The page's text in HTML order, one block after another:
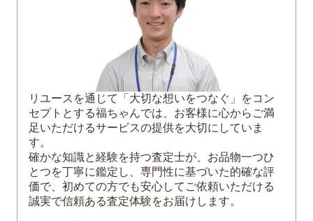
室町時代創業・京友禅の老舗として知ら
れる千總の歴史
精緻な手描き友禅と職人の技
落款・証紙・たとう紙の確認ポイント
3
千總の着物を少しでも高く売るためのポイ
ント
証紙や仕立て明細をそろえる
なケースも
査定士が着物を見るときのチェック項目
着物買取の相場が動きやすい時期とタイ
リユースを通じて「大切な想いをつなぐ」をコン
セプトとする福ちゃんでは、お客様に心からご満
足いただけるサービスの提供を大切にしていま
す。
確かな知識と経験を持つ査定士が、お品物一つひ
とつを丁寧に鑑定し、専門性に基づいた的確な評
価で、初めての方でも安心してご依頼いただける
誠実で信頼ある査定体験をお届けします。